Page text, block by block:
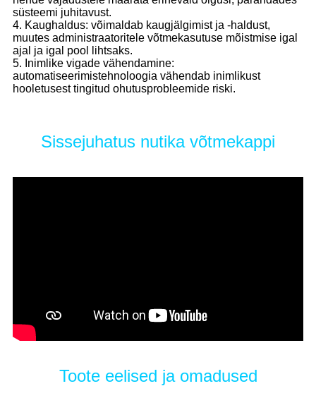
süsteemi juhitavust.
4. Kaughaldus: võimaldab kaugjälgimist ja -haldust,
muutes administraatoritele võtmekasutuse mõistmise igal
ajal ja igal pool lihtsaks.
5. Inimlike vigade vähendamine:
automatiseerimistehnoloogia vähendab inimlikust
hooletusest tingitud ohutusprobleemide riski.
Sissejuhatus nutika võtmekappi
Toote eelised ja omadused